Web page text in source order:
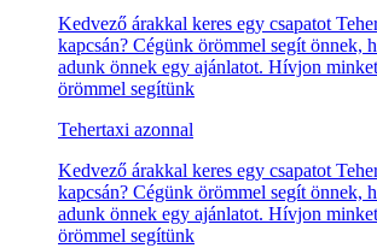
Kedvező árakkal keres egy csapatot
kapcsán? Cégünk örömmel segít önnek,
adunk önnek egy ajánlatot. Hívjon
örömmel segítünk
Tehertaxi azonnal
Kedvező árakkal keres egy csapatot
kapcsán? Cégünk örömmel segít önnek,
adunk önnek egy ajánlatot. Hívjon
örömmel segítünk